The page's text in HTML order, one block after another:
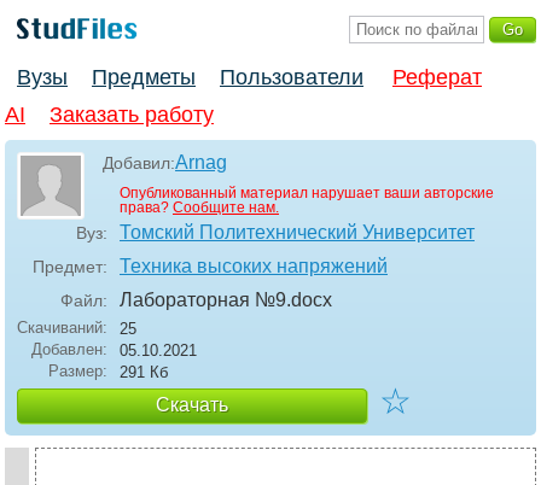
Вузы Предметы Пользователи
Реферат
AI
Заказать работу
Добавил:Arnag
Опубликованный материал нарушает ваши авторские
права? Сообщите нам.
Вуз: Томский Политехнический Университет
Предмет: Техника высоких напряжений
Файл: Лабораторная №9.docx
Скачиваний:
25
Добавлен:
05.10.2021
Размер:
291 Кб
Скачать ☆